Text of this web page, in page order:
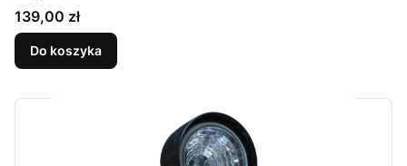
Cena
139,00 zł
Do koszyka